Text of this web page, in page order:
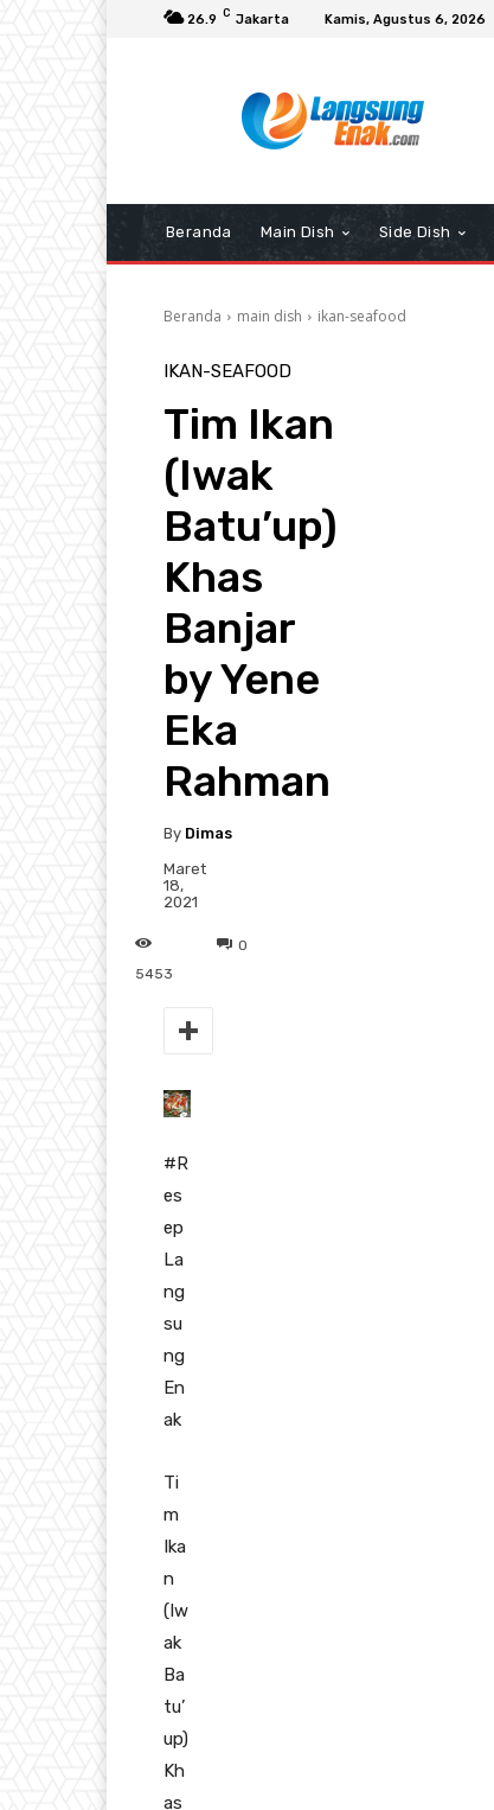
26.9 C Jakarta Kamis, Agustus 6, 2026
Beranda Main Dish Side Dish
Beranda main dish ikan-seafood
IKAN-SEAFOOD
Tim Ikan
(Iwak
Batu’up)
Khas
Banjar
by Yene
Eka
Rahman
By Dimas
Maret
18,
2021
0
5453
#R
es
ep
La
ng
su
ng
En
ak
Ti
m
Ika
n
(Iw
ak
Ba
tu’
up)
Kh
as